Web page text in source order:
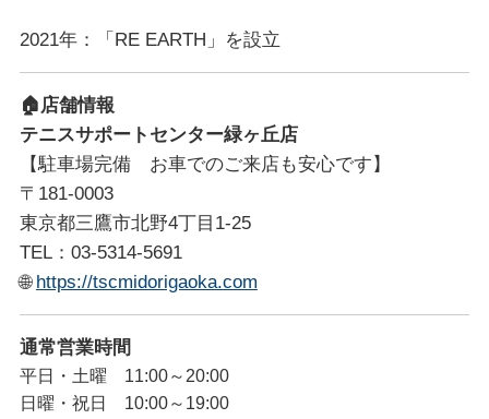
2021年：「RE EARTH」を設立
🏠店舗情報
テニスサポートセンター緑ヶ丘店
【駐車場完備 お車でのご来店も安心です】
〒181-0003
東京都三鷹市北野4丁目1-25
TEL：03-5314-5691
🌐 https://tscmidorigaoka.com
通常営業時間
平日・土曜 11:00～20:00
日曜・祝日 10:00～19:00